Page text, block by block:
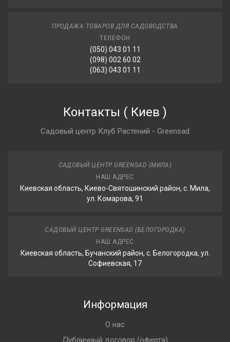
ПРОДАЖА ТОВАРОВ ДЛЯ САДОВОДСТВА
ТЕЛЕФОН
(050) 043 01 11
(098) 002 60 02
(063) 043 01 11
Контакты ( Киев )
Садовый центр Клуб Растений - Greensad
САДОВЫЙ ЦЕНТР GREENSAD (МИЛА)
НАШ АДРЕС
Киевская область, Киево-Святошинский район, с. Мила,
ул. Комарова, 91
САДОВЫЙ ЦЕНТР GREENSAD (БЕЛОГОРОДКА)
НАШ АДРЕС
Киевская область, Бучанский район, с. Белогородка, ул.
Софиевская, 17
Информация
О нас
Публичный договор (оферта)